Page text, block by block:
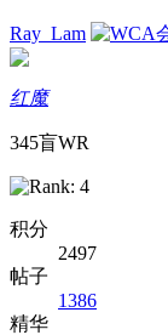
Ray_Lam
红魔
345盲WR
积分
2497
帖子
1386
精华